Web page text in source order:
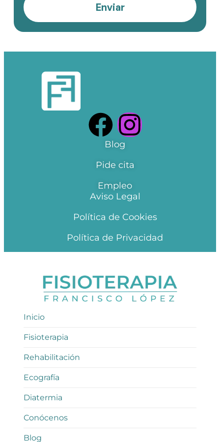
Enviar
Blog
Pide cita
Empleo
Aviso Legal
Política de Cookies
Política de Privacidad
Inicio
Fisioterapia
Rehabilitación
Ecografía
Diatermia
Conócenos
Blog